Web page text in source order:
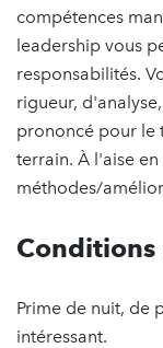
compétences
leadership vous
responsabilités.
rigueur,
prononcé pour le
terrain. À l'aise
méthodes/
Conditions
Prime de nuit, de
intéressant.